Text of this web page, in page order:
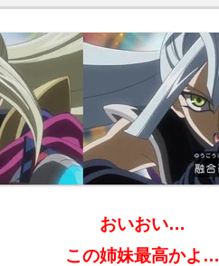
おいおい…
この姉妹最高かよ…